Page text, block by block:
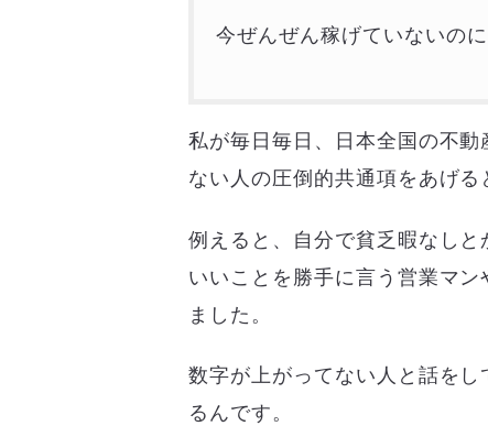
今ぜんぜん稼げていないの
私が毎日毎日、日本全国の不
ない人の圧倒的共通項をあげる
例えると、自分で貧乏暇なし
いいことを勝手に言う営業マ
ました。
数字が上がってない人と話を
るんです。